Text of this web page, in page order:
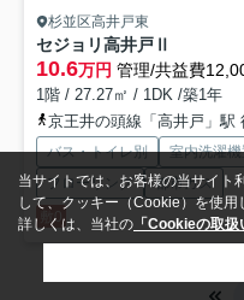
杉並区高井戸東
セジョリ高井戸Ⅱ
10.6万円 管理/共益費
1階 / 27.27㎡ / 1DK /築1年
京王井の頭線「高井戸」駅
バス・トイレ別 室内洗濯
フローリング
都市ガス
敷0
当サイトでは、お客様の当サイト
して、クッキー（Cookie）を使用
詳しくは、当社の 「Cookieの取扱